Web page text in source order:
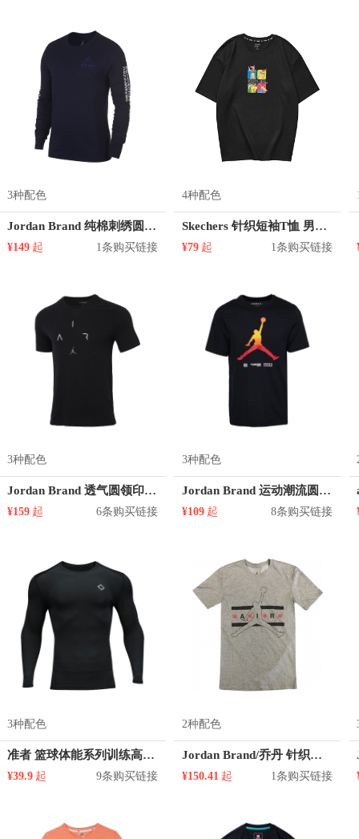
3种配色
Jordan Brand 纯棉刺绣圆领长袖T恤 AV6012
¥149 起 1条购买链接
4种配色
Skechers 针织短袖T恤 男女同款 L221U097
¥79 起 1条购买链接
3种配色
Jordan Brand 透气圆领印花logo短袖T恤 CN3576
¥159 起 6条购买链接
3种配色
Jordan Brand 运动潮流圆领短袖T恤 男女同款 CW0852
¥109 起 8条购买链接
3种配色
准者 篮球体能系列训练高弹压缩排汗速干长袖跑步健身抓绒紧身衣 Z117310701
¥39.9 起 9条购买链接
2种配色
Jordan Brand/乔丹 针织休闲短袖 862841
¥150.41 起 1条购买链接